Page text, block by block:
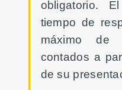
obligatorio.
tiempo de
máximo de
contados a
de su